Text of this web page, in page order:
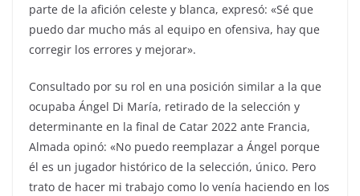
parte de la afición celeste y blanca, expresó: «Sé que
puedo dar mucho más al equipo en ofensiva, hay que
corregir los errores y mejorar».
Consultado por su rol en una posición similar a la que
ocupaba Ángel Di María, retirado de la selección y
determinante en la final de Catar 2022 ante Francia,
Almada opinó: «No puedo reemplazar a Ángel porque
él es un jugador histórico de la selección, único. Pero
trato de hacer mi trabajo como lo venía haciendo en los